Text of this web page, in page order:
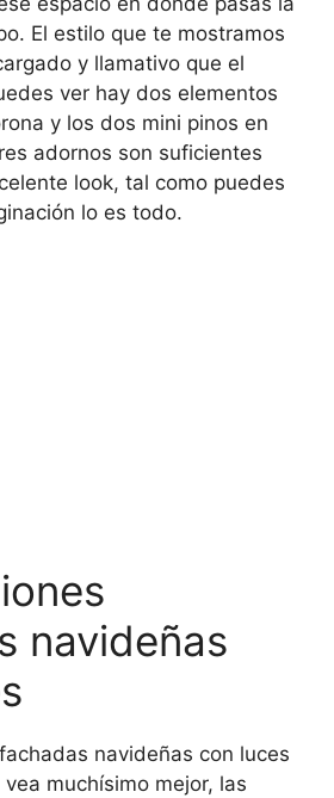
El estilo que te mostramos
y llamativo que el
ver hay dos elementos
y los dos mini pinos en
adornos son suficientes
look, tal como puedes
lo es todo.
navideñas
muchísimo mejor, las